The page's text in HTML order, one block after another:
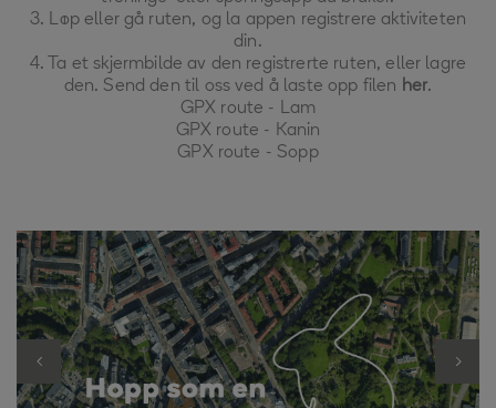
3. Løp eller gå ruten, og la appen registrere aktiviteten
din.
4. Ta et skjermbilde av den registrerte ruten, eller lagre
den. Send den til oss ved å laste opp filen her.
GPX route - Lam
GPX route - Kanin
GPX route - Sopp